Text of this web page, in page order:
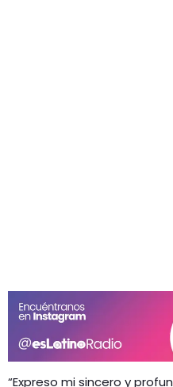
“Expreso mi sincero y